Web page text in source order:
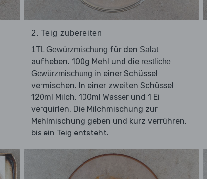
2. Teig zubereiten
1TL Gewürzmischung für den Salat
aufheben. 100g Mehl und die restliche
Gewürzmischung in einer Schüssel
vermischen. In einer zweiten Schüssel
120ml Milch, 100ml Wasser und 1 Ei
verquirlen. Die Milchmischung zur
Mehlmischung geben und kurz verrühren,
bis ein Teig entsteht.